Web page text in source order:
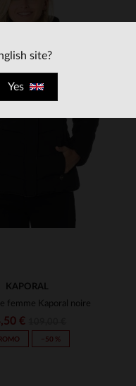
KAPORAL
femme Kaporal noire
€
−50 %
site?
Yes